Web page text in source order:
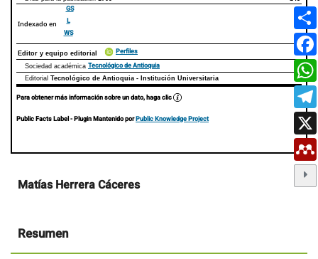
Indexado en
GS
L
WS
Editor y equipo editorial Perfiles
Sociedad académica Tecnológico de Antioquia
Editorial Tecnológico de Antioquia - Institución Universitaria
Para obtener más información sobre un dato, haga clic
Public Facts Label- Plugin Mantenido porPublic Knowledge Project
Contenido
Matías Herrera Cáceres
Resumen